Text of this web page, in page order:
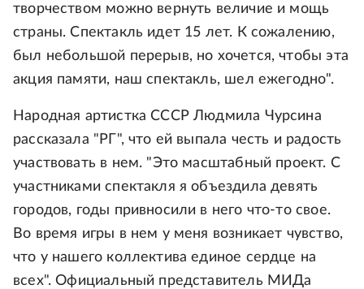
творчеством можно вернуть величие и мощь
страны. Спектакль идет 15 лет. К сожалению,
был небольшой перерыв, но хочется, чтобы эта
акция памяти, наш спектакль, шел ежегодно".
Народная артистка СССР Людмила Чурсина
рассказала "РГ", что ей выпала честь и радость
участвовать в нем. "Это масштабный проект. С
участниками спектакля я объездила девять
городов, годы привносили в него что-то свое.
Во время игры в нем у меня возникает чувство,
что у нашего коллектива единое сердце на
всех". Официальный представитель МИДа